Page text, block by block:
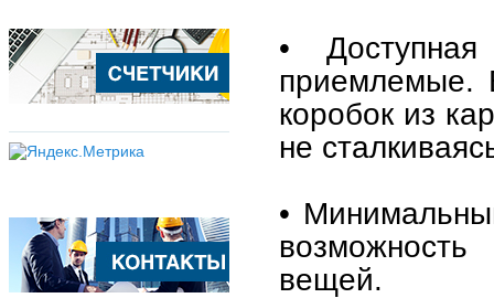
•
приемлемые.
коробок из
не
•
вещей.